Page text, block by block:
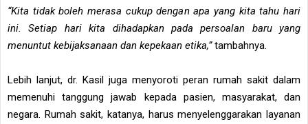
“Kita tidak boleh merasa cukup dengan apa yang kita tahu hari
ini. Setiap hari kita dihadapkan pada persoalan baru yang
menuntut kebijaksanaan dan kepekaan etika,”tambahnya.
Lebih lanjut, dr. Kasil juga menyoroti peran rumah sakit dalam
memenuhi tanggung jawab kepada pasien, masyarakat, dan
negara. Rumah sakit, katanya, harus menyelenggarakan layanan